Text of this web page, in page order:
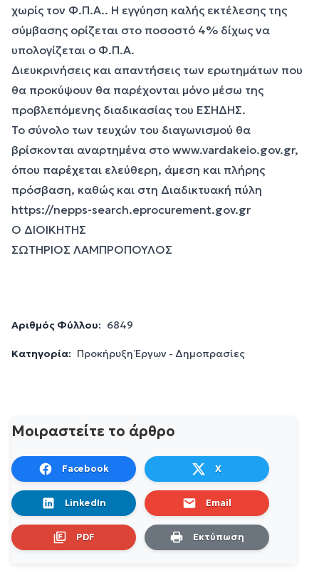
χωρίς τον Φ.Π.Α.. Η εγγύηση καλής εκτέλεσης της
σύμβασης ορίζεται στο ποσοστό 4% δίχως να
υπολογίζεται ο Φ.Π.Α.
Διευκρινήσεις και απαντήσεις των ερωτημάτων που
θα προκύψουν θα παρέχονται μόνο μέσω της
προβλεπόμενης διαδικασίας του ΕΣΗΔΗΣ.
Το σύνολο των τευχών του διαγωνισμού θα
βρίσκονται αναρτημένα στο www.vardakeio.gov.gr,
όπου παρέχεται ελεύθερη, άμεση και πλήρης
πρόσβαση, καθώς και στη Διαδικτυακή πύλη
https://nepps-search.eprocurement.gov.gr
Ο ΔΙΟΙΚΗΤΗΣ
ΣΩΤΗΡΙΟΣ ΛΑΜΠΡΟΠΟΥΛΟΣ
Αριθμός Φύλλου: 6849
Κατηγορία: Προκήρυξη Έργων - Δημοπρασίες
Μοιραστείτε το άρθρο
Facebook X
LinkedIn Email
PDF Εκτύπωση